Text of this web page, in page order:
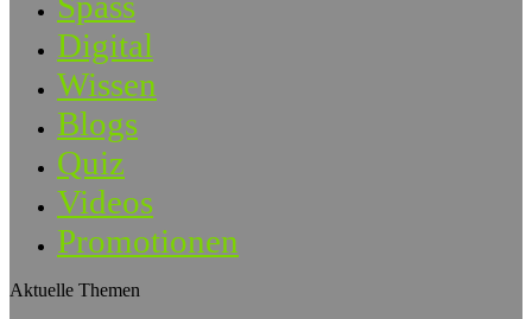
Digital
Wissen
Blogs
Quiz
Videos
Promotionen
Aktuelle Themen